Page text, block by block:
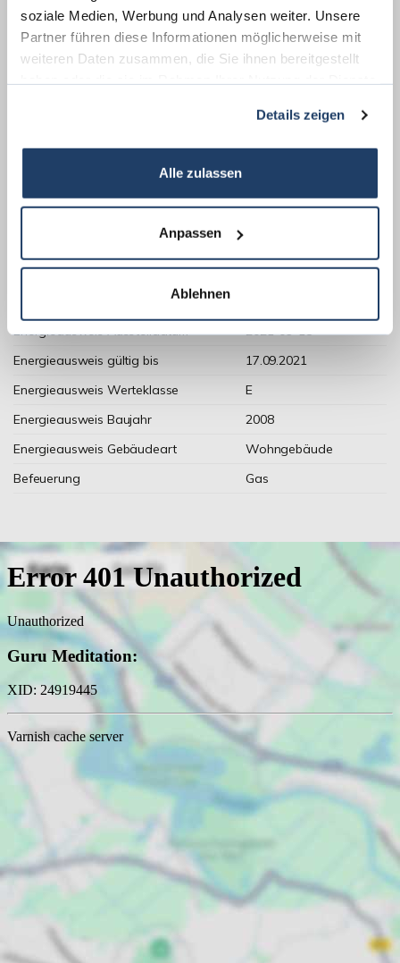
soziale Medien, Werbung und Analysen weiter. Unsere
Partner führen diese Informationen möglicherweise mit
weiteren Daten zusammen, die Sie ihnen bereitgestellt
Details zeigen
Alle zulassen
Anpassen
Ablehnen
Energieausweis (Bedarfsausweis)
158,59 kWh / (m²*a)
Weitere Informationen
Energieausweis Ausstelldatum
2021-09-18
Energieausweis gültig bis
17.09.2021
Energieausweis Werteklasse
E
Energieausweis Baujahr
2008
Energieausweis Gebäudeart
Wohngebäude
Befeuerung
Gas